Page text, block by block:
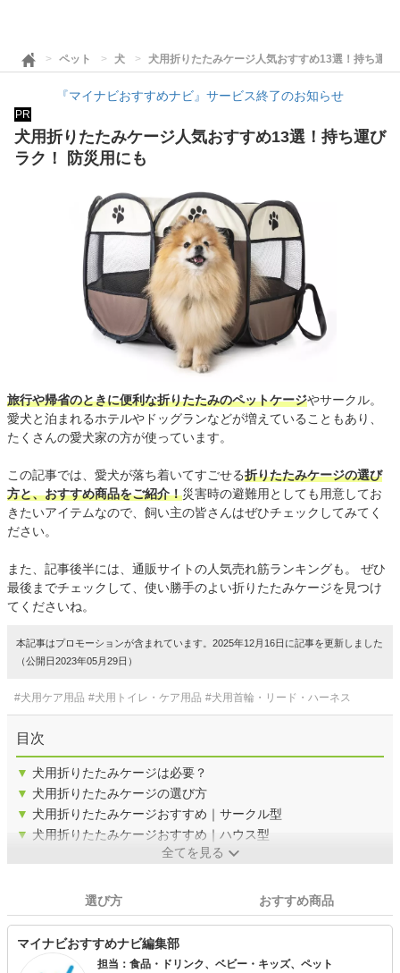
ペット 犬 犬用折りたたみケージ人気おすすめ13選！持ち運
『マイナビおすすめナビ』サービス終了のお知らせ
PR
犬用折りたたみケージ人気おすすめ13選！持ち運び
ラク！ 防災用にも
旅行や帰省のときに便利な折りたたみのペットケージやサークル。
愛犬と泊まれるホテルやドッグランなどが増えていることもあり、
たくさんの愛犬家の方が使っています。
この記事では、愛犬が落ち着いてすごせる折りたたみケージの選び
方と、おすすめ商品をご紹介！災害時の避難用としても用意してお
きたいアイテムなので、飼い主の皆さんはぜひチェックしてみてく
ださい。
また、記事後半には、通販サイトの人気売れ筋ランキングも。 ぜひ
最後までチェックして、使い勝手のよい折りたたみケージを見つけ
てくださいね。
本記事はプロモーションが含まれています。2025年12月16日に記事を更新しました
（公開日2023年05月29日）
#犬用ケア用品 #犬用トイレ・ケア用品 #犬用首輪・リード・ハーネス
目次
▼ 犬用折りたたみケージは必要？
▼ 犬用折りたたみケージの選び方
▼ 犬用折りたたみケージおすすめ｜サークル型
▼ 犬用折りたたみケージおすすめ｜ハウス型
全てを見る
選び方 おすすめ商品
マイナビおすすめナビ編集部
担当：食品・ドリンク、ベビー・キッズ、ペット